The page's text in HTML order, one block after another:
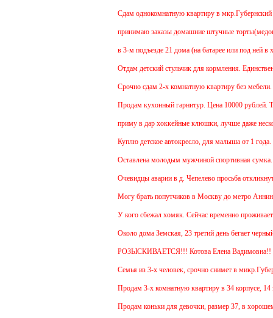
Cдам однокомнатную квартиру в мкр.Губернский
принимаю заказы домашние штучные
в 3-м подъезде 21 дома (на батарее или под ней в
Отдам детский стульчик для кормления.
Срочно сдам 2-х комнатную квартиру без мебели.
Продам кухонный гарнитур. Цена 10000 рублей.
приму в дар хоккейные клюшки, лучше даже
Куплю детское автокресло, для малыша от 1 года.
Оставлена молодым мужчиной спортивная сумка.
Очевидцы аварии в д. Чепелево просьба
Могу брать попутчиков в Москву до метро
У кого сбежал хомяк. Сейчас временно проживает
Около дома Земская, 23 третий день бегает
РОЗЫСКИВАЕТСЯ!!! Котова Елена
Семья из 3-х человек, срочно снимет в
Продам 3-х комнатную квартиру в 34 корпусе, 14
Продам коньки для девочки, размер 37, в хорошем